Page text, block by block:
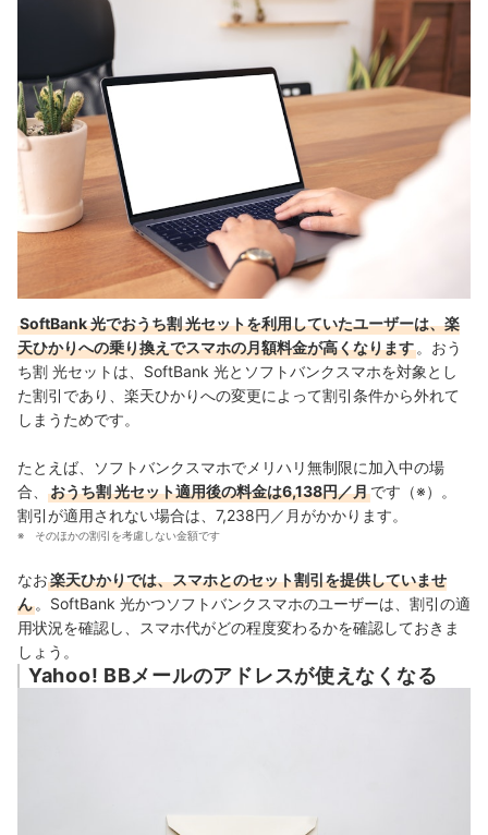
SoftBank 光でおうち割 光セットを利用していたユーザーは、楽
天ひかりへの乗り換えでスマホの月額料金が高くなります 。 おう
ち割 光セットは、SoftBank 光とソフトバンクスマホを対象とし
た割引であり、楽天ひかりへの変更によって割引条件から外れて
しまうためです。
たとえば、ソフトバンクスマホでメリハリ無制限に加入中の場
合、
おうち割 光セット適用後の料金は6,138円／月です（※）。
割引が適用されない場合は、7,238円／月がかかります。
そのほかの割引を考慮しない金額です
なお楽天ひかりでは、スマホとのセット割引を提供していませ
ん 。SoftBank 光かつソフトバンクスマホのユーザーは、割引の適
用状況を確認し、スマホ代がどの程度変わるかを確認しておきま
しょう。
Yahoo! BBメールのアドレスが使えなくなる